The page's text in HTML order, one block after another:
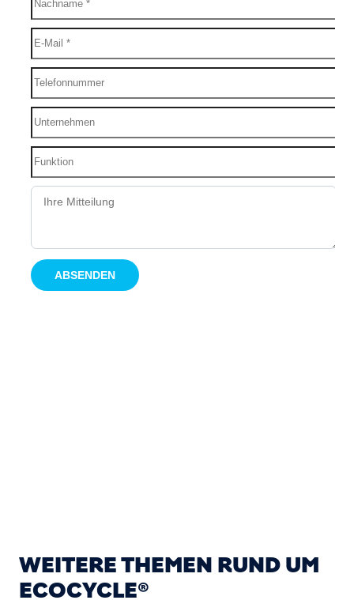
WEITERE THEMEN RUND UM
ECOCYCLE®